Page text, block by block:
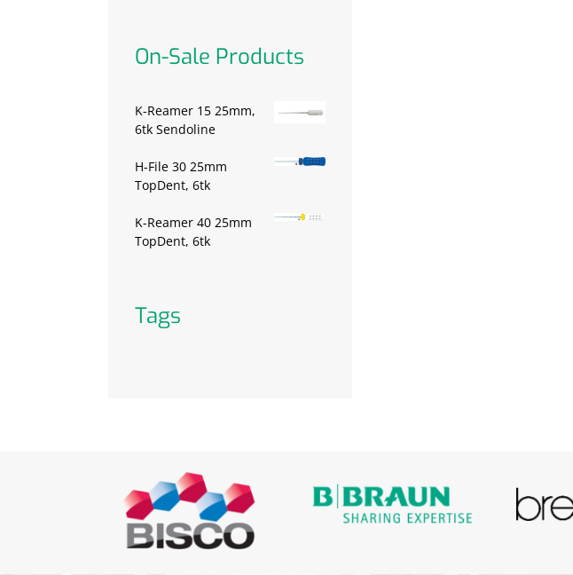
On-Sale Products
K-Reamer 15 25mm,
6tk Sendoline
H-File 30 25mm
TopDent, 6tk
K-Reamer 40 25mm
TopDent, 6tk
Tags